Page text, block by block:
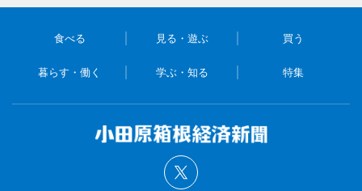
食べる 見る・遊ぶ 買う
暮らす・働く 学ぶ・知る 特集